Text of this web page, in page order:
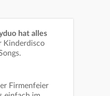
hat alles
Kinderdisco
Firmenfeier